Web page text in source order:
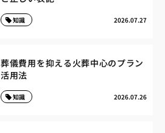
2026.07.27
知識
葬儀費用を抑える火葬中心のプラン
活用法
2026.07.26
知識